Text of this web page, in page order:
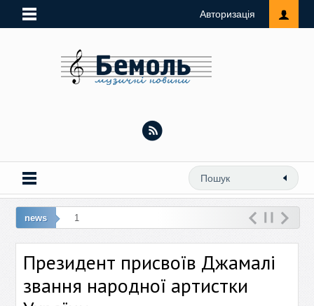
Авторизація
news 10 лют:
Президент присвоїв Джамалі
звання народної артистки